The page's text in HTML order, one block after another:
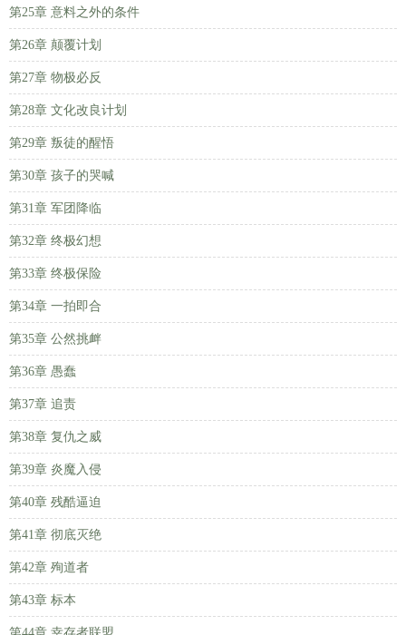
第25章 意料之外的条件
第26章 颠覆计划
第27章 物极必反
第28章 文化改良计划
第29章 叛徒的醒悟
第30章 孩子的哭喊
第31章 军团降临
第32章 终极幻想
第33章 终极保险
第34章 一拍即合
第35章 公然挑衅
第36章 愚蠢
第37章 追责
第38章 复仇之威
第39章 炎魔入侵
第40章 残酷逼迫
第41章 彻底灭绝
第42章 殉道者
第43章 标本